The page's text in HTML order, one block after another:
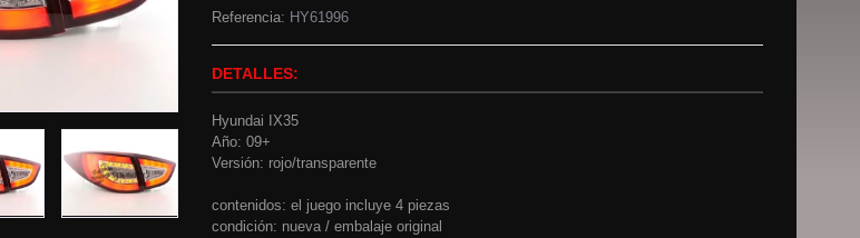
Referencia: HY61996
DETALLES:
Hyundai IX35
Año: 09+
Versión: rojo/transparente
contenidos: el juego incluye 4 piezas
condición: nueva / embalaje original